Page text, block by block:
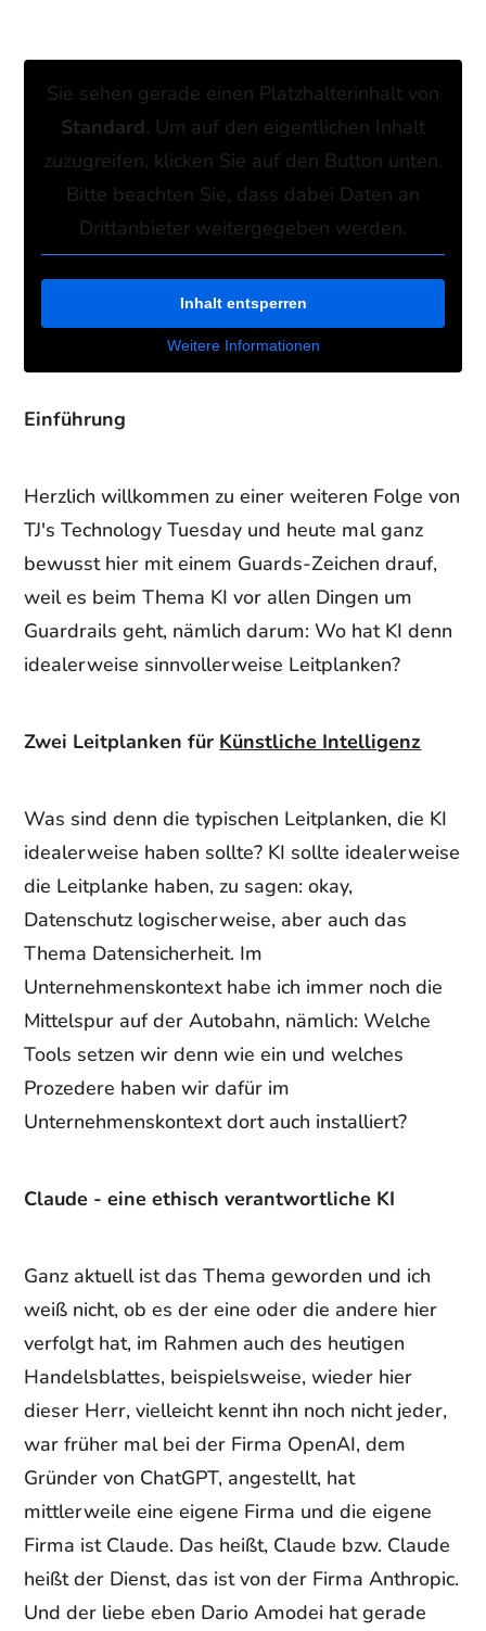
Sie sehen gerade einen Platzhalterinhalt von
Standard. Um auf den eigentlichen Inhalt
zuzugreifen, klicken Sie auf den Button unten.
Bitte beachten Sie, dass dabei Daten an
Drittanbieter weitergegeben werden.
Inhalt entsperren
Weitere Informationen
Einführung
Herzlich willkommen zu einer weiteren Folge von
TJ's Technology Tuesday und heute mal ganz
bewusst hier mit einem Guards-Zeichen drauf,
weil es beim Thema KI vor allen Dingen um
Guardrails geht, nämlich darum: Wo hat KI denn
idealerweise sinnvollerweise Leitplanken?
Zwei Leitplanken für Künstliche Intelligenz
Was sind denn die typischen Leitplanken, die KI
idealerweise haben sollte? KI sollte idealerweise
die Leitplanke haben, zu sagen: okay,
Datenschutz logischerweise, aber auch das
Thema Datensicherheit. Im
Unternehmenskontext habe ich immer noch die
Mittelspur auf der Autobahn, nämlich: Welche
Tools setzen wir denn wie ein und welches
Prozedere haben wir dafür im
Unternehmenskontext dort auch installiert?
Claude - eine ethisch verantwortliche KI
Ganz aktuell ist das Thema geworden und ich
weiß nicht, ob es der eine oder die andere hier
verfolgt hat, im Rahmen auch des heutigen
Handelsblattes, beispielsweise, wieder hier
dieser Herr, vielleicht kennt ihn noch nicht jeder,
war früher mal bei der Firma OpenAI, dem
Gründer von ChatGPT, angestellt, hat
mittlerweile eine eigene Firma und die eigene
Firma ist Claude. Das heißt, Claude bzw. Claude
heißt der Dienst, das ist von der Firma Anthropic.
Und der liebe eben Dario Amodei hat gerade